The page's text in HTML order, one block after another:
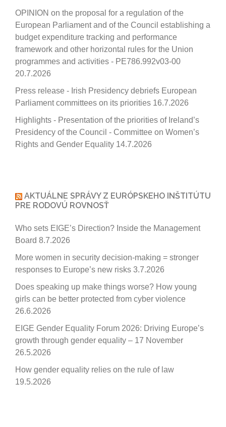
OPINION on the proposal for a regulation of the
European Parliament and of the Council establishing a
budget expenditure tracking and performance
framework and other horizontal rules for the Union
programmes and activities - PE786.992v03-00
20.7.2026
Press release - Irish Presidency debriefs European
Parliament committees on its priorities 16.7.2026
Highlights - Presentation of the priorities of Ireland’s
Presidency of the Council - Committee on Women’s
Rights and Gender Equality 14.7.2026
AKTUÁLNE SPRÁVY Z EURÓPSKEHO INŠTITÚTU
PRE RODOVÚ ROVNOSŤ
Who sets EIGE’s Direction? Inside the Management
Board 8.7.2026
More women in security decision-making = stronger
responses to Europe’s new risks 3.7.2026
Does speaking up make things worse? How young
girls can be better protected from cyber violence
26.6.2026
EIGE Gender Equality Forum 2026: Driving Europe’s
growth through gender equality – 17 November
26.5.2026
How gender equality relies on the rule of law
19.5.2026